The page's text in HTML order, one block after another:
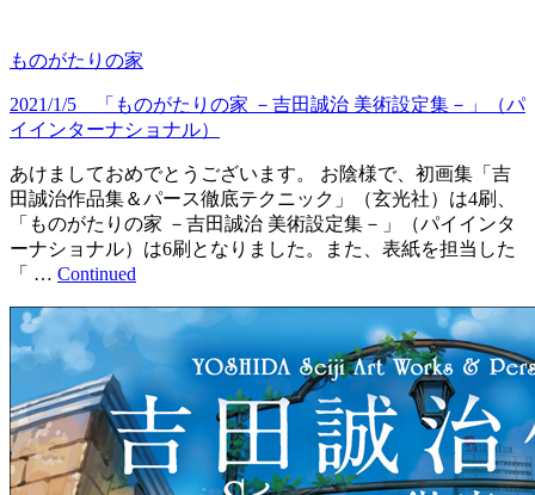
ものがたりの家
2021/1/5 「ものがたりの家 －吉田誠治 美術設定集－」（パ
イインターナショナル）
あけましておめでとうございます。 お陰様で、初画集「吉
田誠治作品集＆パース徹底テクニック」（玄光社）は4刷、
「ものがたりの家 －吉田誠治 美術設定集－」（パイインタ
ーナショナル）は6刷となりました。また、表紙を担当した
「 … Continued